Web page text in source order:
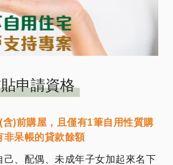
申請資格
)前購屋，且僅有1筆自用性質購
非呆帳的貸款餘額
己、配偶、未成年子女加起來名下